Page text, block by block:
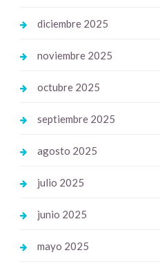
diciembre 2025
noviembre 2025
octubre 2025
septiembre 2025
agosto 2025
julio 2025
junio 2025
mayo 2025